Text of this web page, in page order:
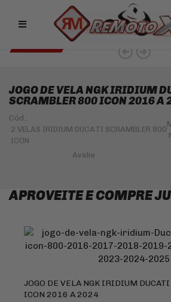
Remotox
10% OFF NO PIX
JOGO DE VELA NGK IRIDIUM
SCRAMBLER 800 ICON 2016 A
Cód.:
2 VELAS IRIDIUM DUCATI SCRAMBLER 800
ICON
APROVEITE E COMPRE
JOGO DE VELA NGK IRIDIUM
ICON 2016 A 2024